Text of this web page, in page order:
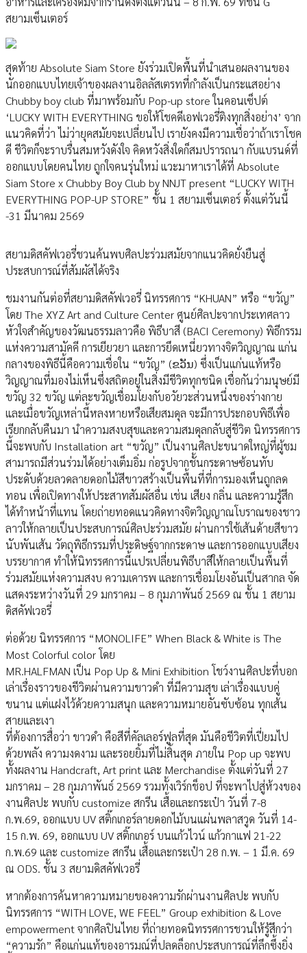
สยามเซ็นเตอร์
สุดท้าย Absolute Siam Store ยังร่วมเปิดพื้นที่นำเสนอผลงานของ
นักออกแบบไทยเจ้าของผลงานอิลลัสเตรทที่กำลังเป็นกระแสอย่าง
Chubby boy club ที่มาพร้อมกับ Pop-up store ในคอนเซ็ปต์
‘LUCKY WITH EVERYTHING ขอให้โชคดีเอฟเวอรี่ติงทุกสิ่งอย่าง’ จาก
แนวคิดที่ว่า ไม่ว่ายุคสมัยจะเปลี่ยนไป เรายังคงมีความเชื่อว่าถ้าเราโชค
ดี ชีวิตก็จะราบรื่นสมหวังดังใจ คิดหวังสิ่งใดก็สมปรารถนา กับแบรนด์ที่
ออกแบบโดยคนไทย ถูกใจคนรุ่นใหม่ แวะมาหาเราได้ที่ Absolute
Siam Store x Chubby Boy Club by NNJT present “LUCKY WITH
EVERYTHING POP-UP STORE” ชั้น 1 สยามเซ็นเตอร์ ตั้งแต่วันนี้
-31 มีนาคม 2569
สยามดิสคัฟเวอรี่ชวนค้นพบศิลปะร่วมสมัยจากแนวคิดยั่งยืนสู่
ประสบการณ์ที่สัมผัสได้จริง
ชมงานกันต่อที่สยามดิสคัฟเวอรี่ นิทรรศการ “KHUAN” หรือ “ขวัญ”
โดย The XYZ Art and Culture Center ศูนย์ศิลปะจากประเทศลาว
หัวใจสำคัญของวัฒนธรรมลาวคือ พิธีบาสี (BACI Ceremony) พิธีกรรม
แห่งความสามัคคี การเยียวยา และการยึดเหนี่ยวทางจิตวิญญาณ แก่น
กลางของพิธีนี้คือความเชื่อใน “ขวัญ” (ຂວັນ) ซึ่งเป็นแก่นแท้หรือ
วิญญาณที่มองไม่เห็นซึ่งสถิตอยู่ในสิ่งมีชีวิตทุกชนิด เชื่อกันว่ามนุษย์มี
ขวัญ 32 ขวัญ แต่ละขวัญเชื่อมโยงกับอวัยวะส่วนหนึ่งของร่างกาย
และเมื่อขวัญเหล่านี้หลงหายหรือเสียสมดุล จะมีการประกอบพิธีเพื่อ
เรียกกลับคืนมา นำความสงบสุขและความสมดุลกลับสู่ชีวิต นิทรรศการ
นี้จะพบกับ Installation art “ขวัญ” เป็นงานศิลปะขนาดใหญ่ที่ผู้ชม
สามารถมีส่วนร่วมได้อย่างเต็มอิ่ม ก่อรูปจากชั้นกระดาษซ้อนทับ
ประดับด้วยลวดลายดอกไม้สีขาวสร้างเป็นพื้นที่ที่การมองเห็นถูกลด
ทอน เพื่อเปิดทางให้ประสาทสัมผัสอื่น เช่น เสียง กลิ่น และความรู้สึก
ได้ทำหน้าที่แทน โดยถ่ายทอดแนวคิดทางจิตวิญญาณโบราณของชาว
ลาวให้กลายเป็นประสบการณ์ศิลปะร่วมสมัย ผ่านการใช้เส้นด้ายสีขาว
นับพันเส้น วัตถุพิธีกรรมที่ประดิษฐ์จากกระดาษ และการออกแบบเสียง
บรรยากาศ ทำให้นิทรรศการนี้แปรเปลี่ยนพิธีบาสีให้กลายเป็นพื้นที่
ร่วมสมัยแห่งความสงบ ความเคารพ และการเชื่อมโยงอันเป็นสากล จัด
แสดงระหว่างวันที่ 29 มกราคม – 8 กุมภาพันธ์ 2569 ณ ชั้น 1 สยาม
ดิสคัฟเวอรี่
ต่อด้วย นิทรรศการ “MONOLIFE” When Black & White is The
Most Colorful color โดย
MR.HALFMAN เป็น Pop Up & Mini Exhibition โชว์งานศิลปะที่บอก
เล่าเรื่องราวของชีวิตผ่านความขาวดำ ที่มีความสุข เล่าเรื่องแบบคู่
ขนาน แต่แฝงไว้ด้วยความสนุก และความหมายอันซับซ้อน ทุกเส้น
สายและเงา
ที่ต้องการสื่อว่า ขาวดำ คือสีที่คัลเลอร์ฟูลที่สุด มันคือชีวิตที่เปี่ยมไป
ด้วยพลัง ความงดงาม และรอยยิ้มที่ไม่สิ้นสุด ภายใน Pop up จะพบ
ทั้งผลงาน Handcraft, Art print และ Merchandise ตั้งแต่วันที่ 27
มกราคม – 28 กุมภาพันธ์ 2569 รวมทั้งเวิร์กช็อป ที่จะพาไปสู่ห้วงของ
งานศิลปะ พบกับ customize สกรีน เสื้อและกระเป๋า วันที่ 7-8
ก.พ.69, ออกแบบ UV สติ๊กเกอร์ลายดอกไม้บนแผ่นพลาสวูด วันที่ 14-
15 ก.พ. 69, ออกแบบ UV สติ๊กเกอร์ บนแก้วไวน์ แก้วกาแฟ 21-22
ก.พ.69 และ customize สกรีน เสื้อและกระเป๋า 28 ก.พ. – 1 มี.ค. 69
ณ ODS. ชั้น 3 สยามดิสคัฟเวอรี่
หากต้องการค้นหาความหมายของความรักผ่านงานศิลปะ พบกับ
นิทรรศการ “WITH LOVE, WE FEEL” Group exhibition & Love
empowerment จากศิลปินไทย ที่ถ่ายทอดนิทรรศการชวนให้รู้สึกว่า
“ความรัก” คือแก่นแท้ของอารมณ์ที่ปลดล็อกประสบการณ์ที่ลึกซึ้งยิ่ง